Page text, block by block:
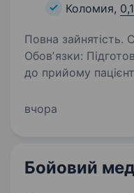
Коломия,
Повна зайнятість.
Обовʼязки: Підготовка кабінету та обладнання
до прийому пацієнтів. Асистування
мікроскопом. Контроль стерилізації
вчора
Бойовий